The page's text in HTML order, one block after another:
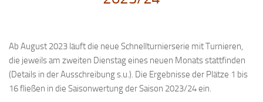
Blitzturnierserie
Schnellturnierserie
Ab August 2023 läuft die neue Schnellturnierserie mit Turnieren,
die jeweils am zweiten Dienstag eines neuen Monats stattfinden
(Details in der Ausschreibung s.u.). Die Ergebnisse der Plätze 1 bis
16 fließen in die Saisonwertung der Saison 2023/24 ein.